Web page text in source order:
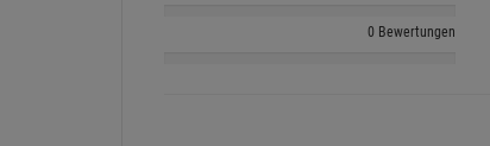
0 Bewertungen